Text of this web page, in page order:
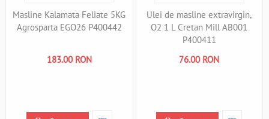
Masline Kalamata Feliate 5KG
Agrosparta EGO26 P400442
183.00 RON
Ulei de masline extravirgin,
O2 1 L Cretan Mill AB001
P400411
76.00 RON